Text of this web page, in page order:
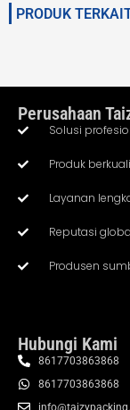
PRODUK
Perusahaan
Solusi
Produk
Layanan
Reputasi
Produsen
Hubungi Kami
8617703863868
8617703863868